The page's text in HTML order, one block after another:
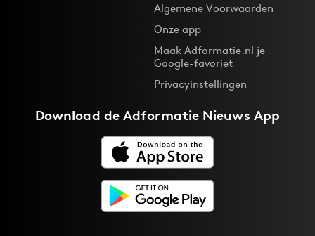
Algemene Voorwaarden
Onze app
Maak Adformatie.nl je
Google-favoriet
Privacyinstellingen
Download deAdformatie Nieuws App